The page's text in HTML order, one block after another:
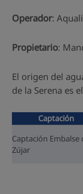
Operador:
Propietario:
El origen del
de la Serena es
Captación
Captación Embalse
Zújar